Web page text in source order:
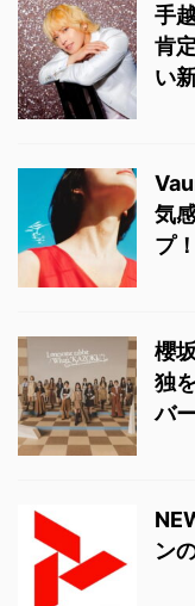
手
肯
い
気
プ！
櫻
独
バ
ン